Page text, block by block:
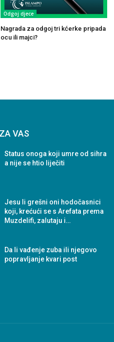
Odgoj djece
Nagrada za odgoj tri kćerke pripada
ocu ili majci?
VAS
Status onoga koji umre od sihra
a nije se htio liječiti
Jesu li grešni oni hodočasnici
koji, krećući se s Arefata prema
Muzdelifi, zalutaju i…
Da li vađenje zuba ili njegovo
popravljanje kvari post